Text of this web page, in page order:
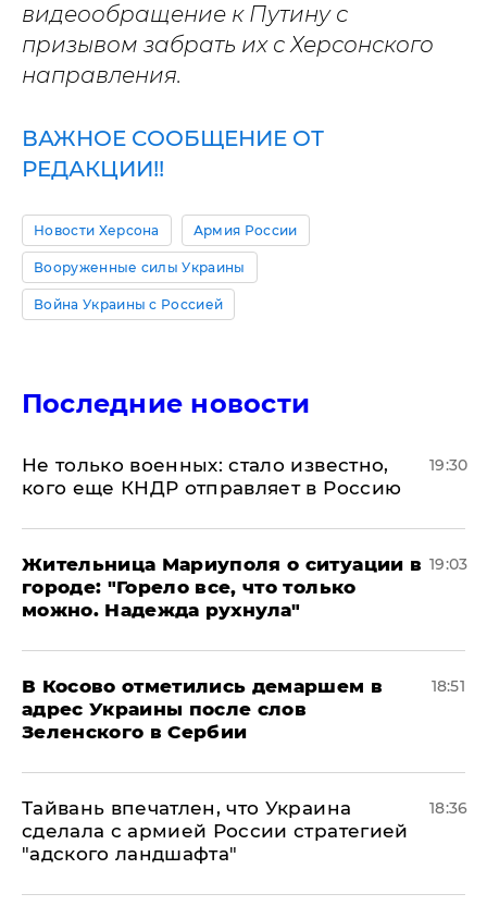
видеообращение к Путину с
призывом забрать их с Херсонского
направления.
ВАЖНОЕ СООБЩЕНИЕ ОТ
РЕДАКЦИИ!!
Новости Херсона Армия России
Вооруженные силы Украины
Война Украины с Россией
Последние новости
Не только военных: стало известно,
кого еще КНДР отправляет в Россию
19:30
Жительница Мариуполя о ситуации в
городе: "Горело все, что только
можно. Надежда рухнула"
19:03
В Косово отметились демаршем в
адрес Украины после слов
Зеленского в Сербии
18:51
Тайвань впечатлен, что Украина
сделала с армией России стратегией
"адского ландшафта"
18:36